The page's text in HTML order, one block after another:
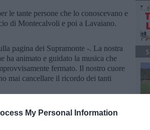
My Personal Information
le tante persone che lo conoscevano e
di Montecalvoli e poi a Lavaiano.
pagina dei Supramonte -. La nostra
ha animato e guidato la musica che
fermato. Il nostro cuore
mai cancellare il ricordo dei tanti
Maria a Monte.